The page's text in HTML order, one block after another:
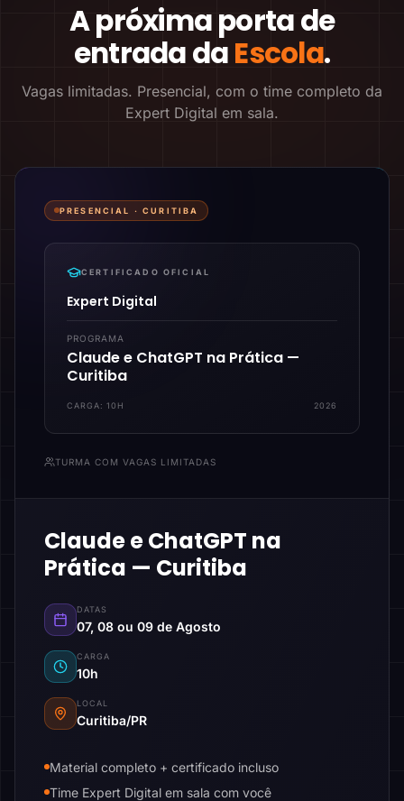
A próxima porta de
entrada daEscola.
Vagas limitadas. Presencial, com o time completo da
Expert Digital em sala.
PRESENCIAL ·CURITIBA
CERTIFICADO OFICIAL
Expert Digital
PROGRAMA
Claude e ChatGPT na Prática —
Curitiba
CARGA:10H 2026
TURMA COM VAGAS LIMITADAS
Claude e ChatGPT na
Prática — Curitiba
DATAS
07, 08 ou 09 de Agosto
CARGA
10h
LOCAL
Curitiba/PR
Material completo + certificado incluso
Time Expert Digital em sala com você